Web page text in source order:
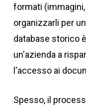
formati
organizzarli per
database storico
un'azienda a
l'accesso ai
Spesso, il